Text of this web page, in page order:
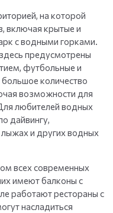
на которой
включая крытые и
с водными горками.
предусмотрены
футбольные и
количество
возможности для
любителей водных
дайвингу,
и других водных
всех современных
имеют балконы с
работают рестораны с
насладиться